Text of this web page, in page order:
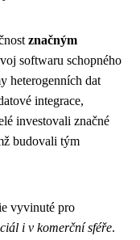
značným
softwaru schopného
heterogenních dat
integrace,
investovali značné
budovali tým
vyvinuté pro
i v komerční sféře.